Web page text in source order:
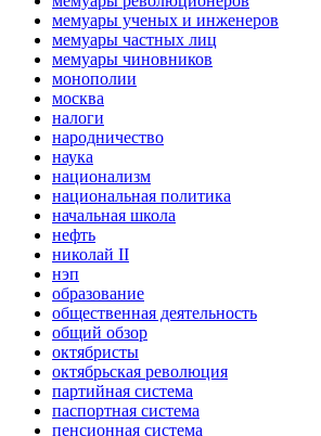
мемуары ученых и инженеров
мемуары частных лиц
мемуары чиновников
монополии
москва
налоги
народничество
наука
национализм
национальная политика
начальная школа
нефть
николай II
нэп
образование
общественная деятельность
общий обзор
октябристы
октябрьская революция
партийная система
паспортная система
пенсионная система